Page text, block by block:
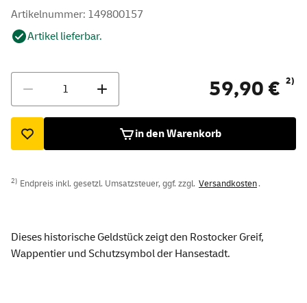
Artikelnummer: 149800157
Artikel lieferbar.
59,90 € 2)
in den Warenkorb
2) Endpreis inkl. gesetzl. Umsatzsteuer, ggf. zzgl. Versandkosten.
Dieses historische Geldstück zeigt den Rostocker Greif,
Wappentier und Schutzsymbol der Hansestadt.